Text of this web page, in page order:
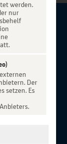
einzigartigen
die
werden.
nur
Der
setzen. Es